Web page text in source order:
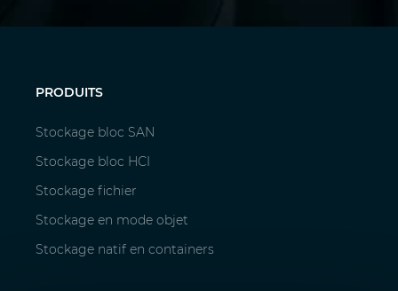
PRODUITS
Stockage bloc SAN
Stockage bloc HCI
Stockage fichier
Stockage en mode objet
Stockage natif en containers